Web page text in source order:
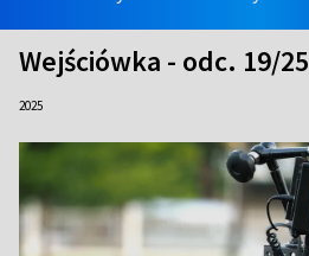
Wejściówka - odc. 19/25
2025